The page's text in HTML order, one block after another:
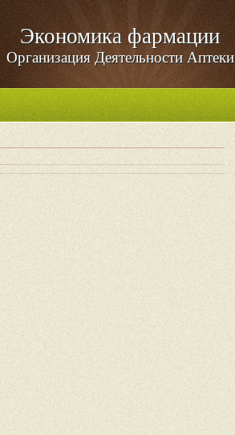
Экономика фармации
Организация Деятельности Аптеки